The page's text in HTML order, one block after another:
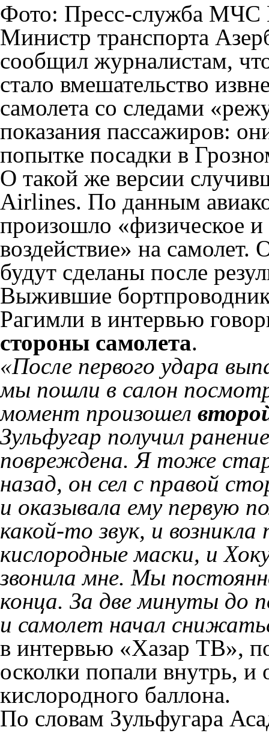
Фото: Пресс-служба МЧС
Министр транспорта
сообщил журналистам,
стало вмешательство
самолета со следами
показания пассажиров:
попытке посадки в
О такой же версии
Airlines. По данным
произошло «физическое и
воздействие» на
будут сделаны после
Выжившие
Рагимли в интервью
стороны самолета.
«После первого удара
мы пошли в салон
момент произошел
Зульфугар получил
повреждена. Я тоже
назад, он сел с правой
и оказывала ему первую
какой-то звук, и
кислородные маски, и
звонила мне. Мы
конца. За две минуты до
и самолет начал
в интервью «Хазар ТВ»,
осколки попали внутрь, и
кислородного баллона.
По словам Зульфугара